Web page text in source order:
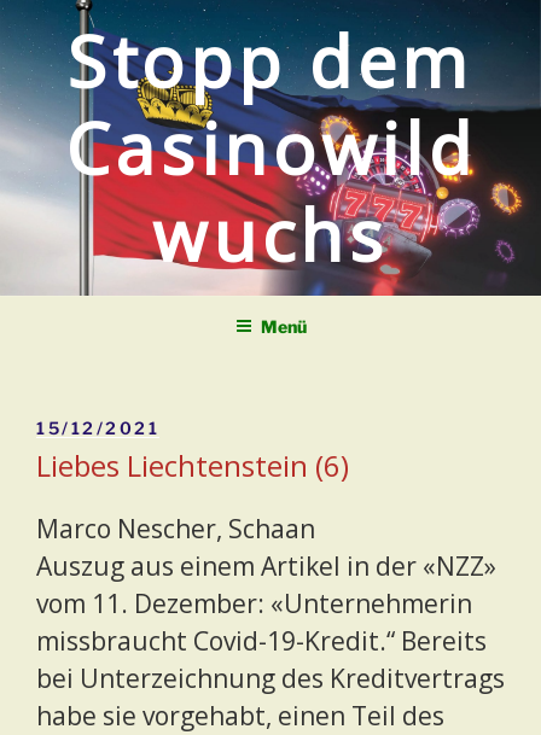
Zum
Inhalt
springenStopp dem
Casinowild
wuchs
Menü
Veröffentlicht
am
15/12/2021
Liebes Liechtenstein (6)
Marco Nescher, Schaan
Auszug aus einem Artikel in der «NZZ»
vom 11. Dezember: «Unternehmerin
missbraucht Covid-19-Kredit.“ Bereits
bei Unterzeichnung des Kreditvertrags
habe sie vorgehabt, einen Teil des